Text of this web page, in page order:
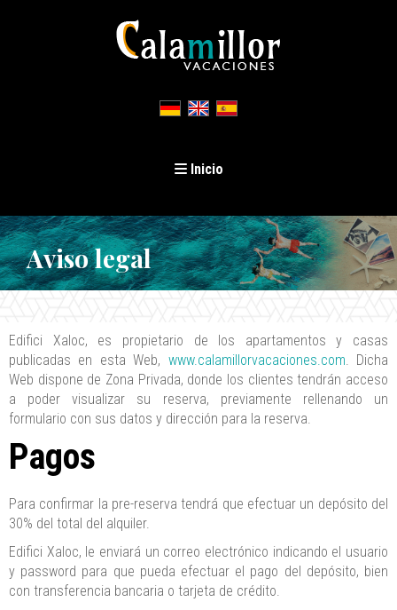
Inicio
Aviso legal
Edifici Xaloc, es propietario de los apartamentos y casas
publicadas en esta Web, www.calamillorvacaciones.com. Dicha
Web dispone de Zona Privada, donde los clientes tendrán acceso
a poder visualizar su reserva, previamente rellenando un
formulario con sus datos y dirección para la reserva.
Pagos
Para confirmar la pre-reserva tendrá que efectuar un depósito del
30% del total del alquiler.
Edifici Xaloc, le enviará un correo electrónico indicando el usuario
y password para que pueda efectuar el pago del depósito, bien
con transferencia bancaria o tarjeta de crédito.